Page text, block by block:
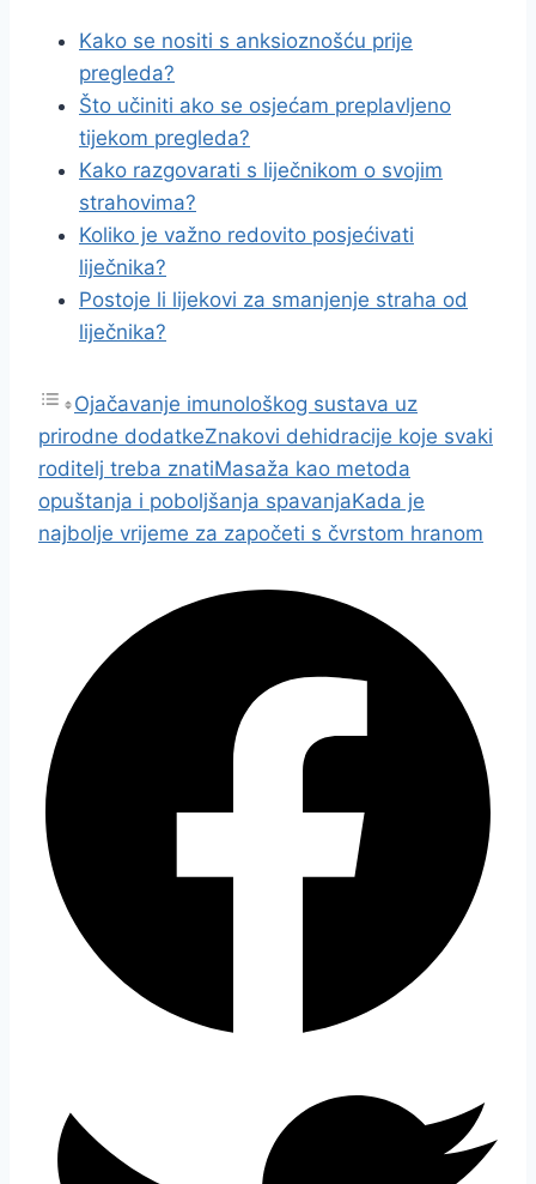
Kako se nositi s anksioznošću prije
pregleda?
Što učiniti ako se osjećam preplavljeno
tijekom pregleda?
Kako razgovarati s liječnikom o svojim
strahovima?
Koliko je važno redovito posjećivati
liječnika?
Postoje li lijekovi za smanjenje straha od
liječnika?
Ojačavanje imunološkog sustava uz
prirodne dodatkeZnakovi dehidracije koje svaki
roditelj treba znatiMasaža kao metoda
opuštanja i poboljšanja spavanjaKada je
najbolje vrijeme za započeti s čvrstom hranom